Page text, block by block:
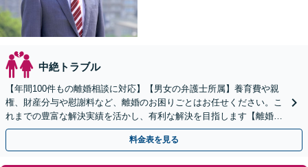
中絶トラブル
【年間100件もの離婚相談に対応】【男女の弁護士所属】養育費や親
権、財産分与や慰謝料など、離婚のお困りごとはお任せください。こ
れまでの豊富な解決実績を活かし、有利な解決を目指します【離婚・
男女問題の初回相談無料】休日・夜間相談にも対応
料金表を見る